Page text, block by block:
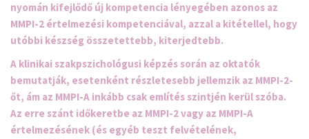
nyomán kifejlődő új kompetencia lényegében azonos az
MMPI-2 értelmezési kompetenciával, azzal a kitétellel, hogy
utóbbi készség összetettebb, kiterjedtebb.
A klinikai szakpszichológusi képzés során az oktatók
bemutatják, esetenként részletesebb jellemzik az MMPI-2-
őt, ám az MMPI-A inkább csak említés szintjén kerül szóba.
Az erre szánt időkeretbe az MMPI-2 vagy az MMPI-A
értelmezésének (és egyéb teszt felvételének,